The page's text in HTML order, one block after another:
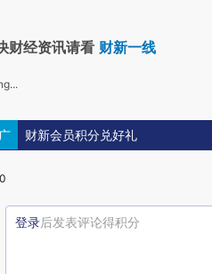
财经资讯请看 财新一线
财新会员积分兑好礼
0
登录后发表评论得积分